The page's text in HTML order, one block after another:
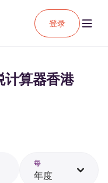
登录
算器香港
每
年度